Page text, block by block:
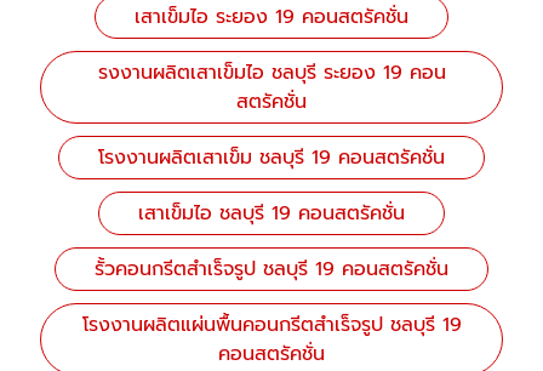
เสาเข็มไอ ระยอง 19 คอนสตรัคชั่น
รงงานผลิตเสาเข็มไอ ชลบุรี ระยอง 19 คอน
สตรัคชั่น
โรงงานผลิตเสาเข็ม ชลบุรี 19 คอนสตรัคชั่น
เสาเข็มไอ ชลบุรี 19 คอนสตรัคชั่น
รั้วคอนกรีตสำเร็จรูป ชลบุรี 19 คอนสตรัคชั่น
โรงงานผลิตแผ่นพื้นคอนกรีตสําเร็จรูป ชลบุรี 19
คอนสตรัคชั่น